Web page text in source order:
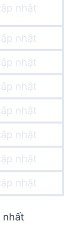
nhật
nhật
nhật
nhật
nhật
nhật
nhật
nhật
nhất